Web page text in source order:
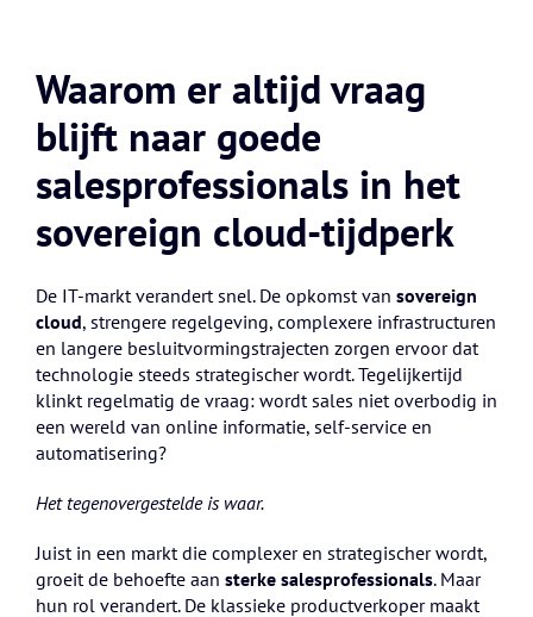
Waarom er altijd vraag
blijft naar goede
salesprofessionals in het
sovereign cloud-tijdperk
De IT-markt verandert snel. De opkomst van sovereign
cloud, strengere regelgeving, complexere infrastructuren
en langere besluitvormingstrajecten zorgen ervoor dat
technologie steeds strategischer wordt. Tegelijkertijd
klinkt regelmatig de vraag: wordt sales niet overbodig in
een wereld van online informatie, self-service en
automatisering?
Het tegenovergestelde is waar.
Juist in een markt die complexer en strategischer wordt,
groeit de behoefte aan sterke salesprofessionals. Maar
hun rol verandert. De klassieke productverkoper maakt